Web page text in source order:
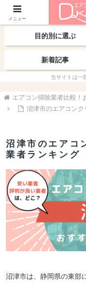
【最新】おすすめ業
目的別に選ぶ
新着記事
当サイトは一
エアコン掃除業者比較！
沼津市のエアコン
沼津市のエアコ
業者ランキング
沼津市は、静岡県の東部
メニュー